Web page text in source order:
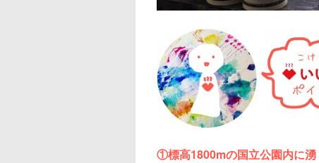
①標高1800mの国立公園内に湧